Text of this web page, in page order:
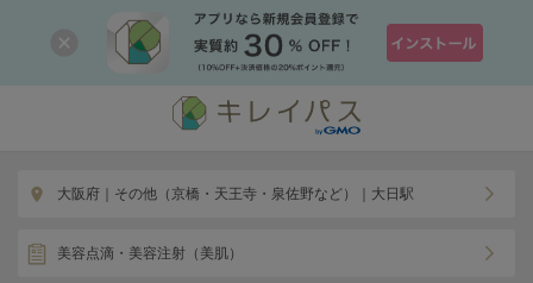
大阪府｜その他（京橋・天王寺・泉佐野など）｜大日駅
美容点滴・美容注射（美肌）